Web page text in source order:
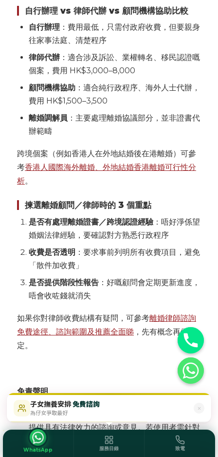
自行辦理 vs 律師代辦 vs 顧問機構協助比較
自行辦理 ：費用最低，只需付政府收費，但要親身
往家事法庭、清楚程序
律師代辦 ：適合涉及訴訟、業權轉名、移民認證嘅
個案，費用 HK$3,000–8,000
顧問機構協助 ：適合純行政程序、海外人士代辦，
費用 HK$1,500–3,500
離婚調解員 ：主要處理離婚協議部分，並非證書代
辦範疇
跨境個案（例如香港人在外地結婚後在港離婚）可參
考香港人國際海外離婚、外地結婚香港離婚可行性分
析。
揀選離婚顧問／律師時的 3 個重點
是否有處理離婚證書／跨境認證經驗 ：唔好淨係望
婚姻法律經驗，要確認對方熟悉行政程序
收費是否透明 ：要求事前列明所有收費項目，避免
「散件加收費」
是否提供階段性報告 ：好嘅顧問會定期更新進度，
唔會收咗錢就消失
如果你對律師收費結構有疑問，可參考離婚律師諮詢
免費途徑、諮詢範圍及推薦全面睇 ，先有概念再做決
定。
免責聲明
本網站所提供的所有資訊僅供參考之用，並非旨在
提供具有法律效力的諮詢或意見。若使用者需針對
特定情況尋求法律建議，應直接諮詢專業律師以取
得適切的法律協助。法律資訊可參考香港大學社區
$488起即時免費評估
子女撫養安排免費諮詢
為仔女爭取最好
WhatsApp 服務目錄 致電